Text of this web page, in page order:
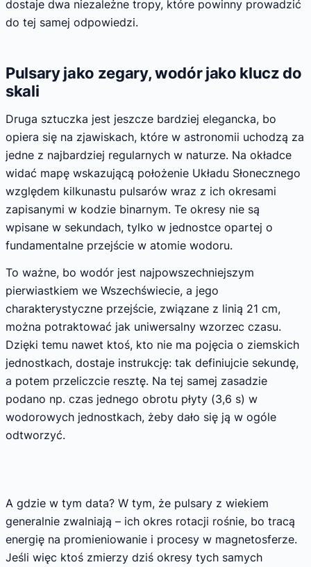
dostaje dwa niezależne tropy, które powinny prowadzić
do tej samej odpowiedzi.
Pulsary jako zegary, wodór jako klucz do
skali
Druga sztuczka jest jeszcze bardziej elegancka, bo
opiera się na zjawiskach, które w astronomii uchodzą za
jedne z najbardziej regularnych w naturze. Na okładce
widać mapę wskazującą położenie Układu Słonecznego
względem kilkunastu pulsarów wraz z ich okresami
zapisanymi w kodzie binarnym. Te okresy nie są
wpisane w sekundach, tylko w jednostce opartej o
fundamentalne przejście w atomie wodoru.
To ważne, bo wodór jest najpowszechniejszym
pierwiastkiem we Wszechświecie, a jego
charakterystyczne przejście, związane z linią 21 cm,
można potraktować jak uniwersalny wzorzec czasu.
Dzięki temu nawet ktoś, kto nie ma pojęcia o ziemskich
jednostkach, dostaje instrukcję: tak definiujcie sekundę,
a potem przeliczcie resztę. Na tej samej zasadzie
podano np. czas jednego obrotu płyty (3,6 s) w
wodorowych jednostkach, żeby dało się ją w ogóle
odtworzyć.
A gdzie w tym data? W tym, że pulsary z wiekiem
generalnie zwalniają – ich okres rotacji rośnie, bo tracą
energię na promieniowanie i procesy w magnetosferze.
Jeśli więc ktoś zmierzy dziś okresy tych samych